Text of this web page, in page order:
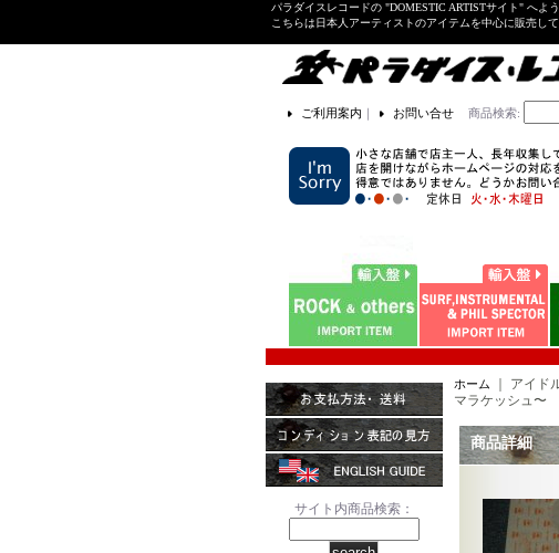
パラダイスレコードの "DOMESTIC ARTISTサイト" へよう
こちらは日本人アーティストのアイテムを中心に販売し
ご利用案内 ｜ お問い合せ 商品検索:
サイト内商品検索：
ホーム ｜ アイド
マラケッシュ〜
商品詳細